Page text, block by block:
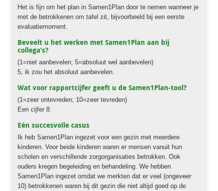
Het is fijn om het plan in Samen1Plan door te nemen wanneer je
met de betrokkenen om tafel zit, bijvoorbeeld bij een eerste
evaluatiemoment.
Beveelt u het werken met Samen1Plan aan bij
collega’s?
(1=niet aanbevelen; 5=absoluut wel aanbevelen)
5, ik zou het absoluut aanbevelen.
Wat voor rapportcijfer geeft u de Samen1Plan-tool?
(1=zeer ontevreden; 10=zeer tevreden)
Een cijfer 8.
Eén succesvolle casus
Ik heb Samen1Plan ingezet voor een gezin met meerdere
kinderen. Voor beide kinderen waren er mensen vanuit hun
scholen en verschillende zorgorganisaties betrokken. Ook
ouders kregen begeleiding en behandeling. We hebben
Samen1Plan ingezet omdat we merkten dat er veel (ongeveer
10) betrokkenen waren bij dit gezin die niet altijd goed op de